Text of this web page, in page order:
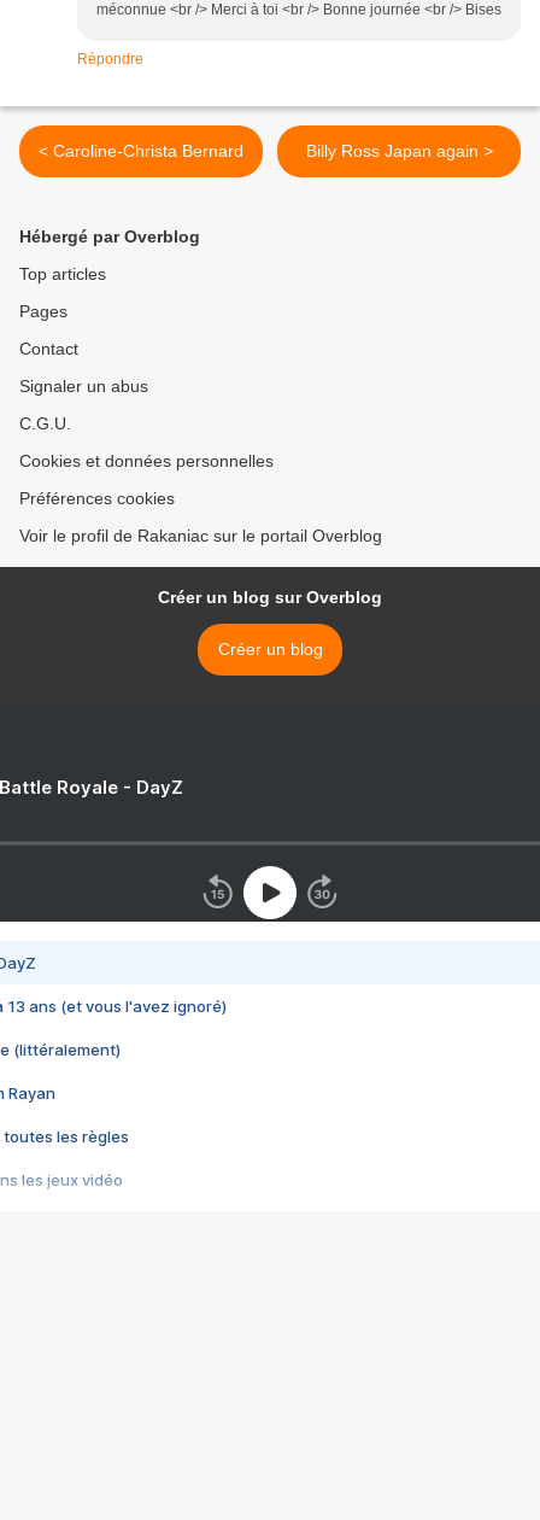
méconnue <br /> Merci à toi <br /> Bonne journée <br /> Bises
Répondre
< Caroline-Christa Bernard Billy Ross Japan again >
Hébergé par Overblog
Top articles
Pages
Contact
Signaler un abus
C.G.U.
Cookies et données personnelles
Préférences cookies
Voir le profil de Rakaniac sur le portail Overblog
Créer un blog sur Overblog
Créer un blog
Royale - DayZ
13 ans (et vous l'avez ignoré)
(littéralement)
Rayan
toutes les règles
les jeux vidéo